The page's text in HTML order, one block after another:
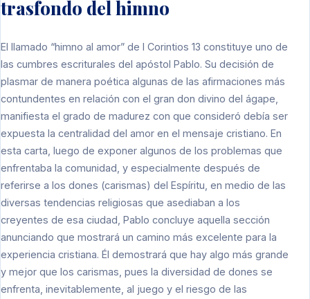
trasfondo del himno
El llamado “himno al amor” de I Corintios 13 constituye uno de
las cumbres escriturales del apóstol Pablo. Su decisión de
plasmar de manera poética algunas de las afirmaciones más
contundentes en relación con el gran don divino del ágape,
manifiesta el grado de madurez con que consideró debía ser
expuesta la centralidad del amor en el mensaje cristiano. En
esta carta, luego de exponer algunos de los problemas que
enfrentaba la comunidad, y especialmente después de
referirse a los dones (carismas) del Espíritu, en medio de las
diversas tendencias religiosas que asediaban a los
creyentes de esa ciudad, Pablo concluye aquella sección
anunciando que mostrará un camino más excelente para la
experiencia cristiana. Él demostrará que hay algo más grande
y mejor que los carismas, pues la diversidad de dones se
enfrenta, inevitablemente, al juego y el riesgo de las